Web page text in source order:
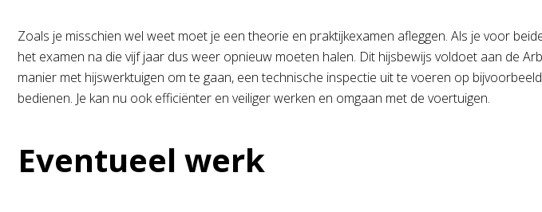
Zoals je misschien wel weet moet je een theorie en praktijkexamen afleggen. Als je voor
het examen na die vijf jaar dus weer opnieuw moeten halen. Dit hijsbewijs voldoet aan de
manier met hijswerktuigen om te gaan, een technische inspectie uit te voeren op
bedienen. Je kan nu ook efficiënter en veiliger werken en omgaan met de voertuigen.
Eventueel werk